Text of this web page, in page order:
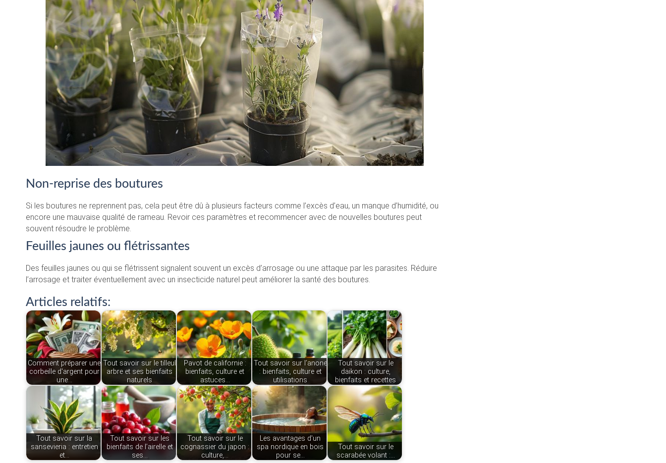
Non-reprise des boutures
Si les boutures ne reprennent pas, cela peut être dû à plusieurs facteurs comme l’excès d’eau, un manque d’humidité, ou
encore une mauvaise qualité de rameau. Revoir ces paramètres et recommencer avec de nouvelles boutures peut
souvent résoudre le problème.
Feuilles jaunes ou flétrissantes
Des feuilles jaunes ou qui se flétrissent signalent souvent un excès d’arrosage ou une attaque par les parasites. Réduire
l’arrosage et traiter éventuellement avec un insecticide naturel peut améliorer la santé des boutures.
Articles relatifs:
Comment préparer une
corbeille d'argent pour
une…
Tout savoir sur le tilleul
arbre et ses bienfaits
naturels
Pavot de californie :
bienfaits, culture et
astuces…
Tout savoir sur l’anone
: bienfaits, culture et
utilisations
Tout savoir sur le
daikon : culture,
bienfaits et recettes
Tout savoir sur la
sansevieria : entretien
et…
Tout savoir sur les
bienfaits de l’airelle et
ses…
Tout savoir sur le
cognassier du japon :
culture,…
Les avantages d'un
spa nordique en bois
pour se…
Tout savoir sur le
scarabée volant :…